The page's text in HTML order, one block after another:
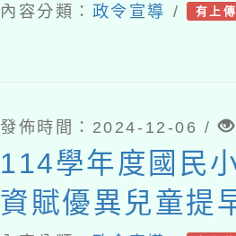
內容分類： 政令宣導 / 有上
發佈時間：2024-12-06 /
114學年度國民
資賦優異兒童提